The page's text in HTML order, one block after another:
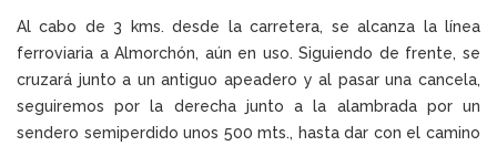
Al cabo de 3 kms. desde la carretera, se alcanza la línea
ferroviaria a Almorchón, aún en uso. Siguiendo de frente, se
cruzará junto a un antiguo apeadero y al pasar una cancela,
seguiremos por la derecha junto a la alambrada por un
sendero semiperdido unos 500 mts., hasta dar con el camino